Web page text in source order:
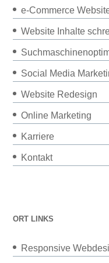
e-Commerce
Website Inhalte
Social Media
Website Redesign
Online Marketing
Karriere
Kontakt
ORT LINKS
Responsive